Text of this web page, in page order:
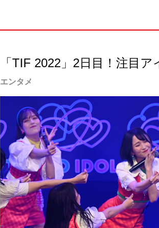
「TIF 2022」2日目！注目
エンタメ